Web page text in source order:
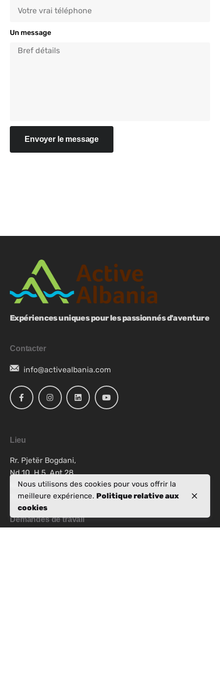
Un message
Envoyer le message
Expériences uniques pour les passionnés d'aventure
Contacter
info@activealbania.com
Lieu
Rr. Pjetër Bogdani,
Nd 10, H 5, Apt 28,
kati i 7, 1019
Tiranë
Demandes de travail
Nous utilisons des cookies pour vous offrir la
meilleure expérience. Politique relative aux
cookies